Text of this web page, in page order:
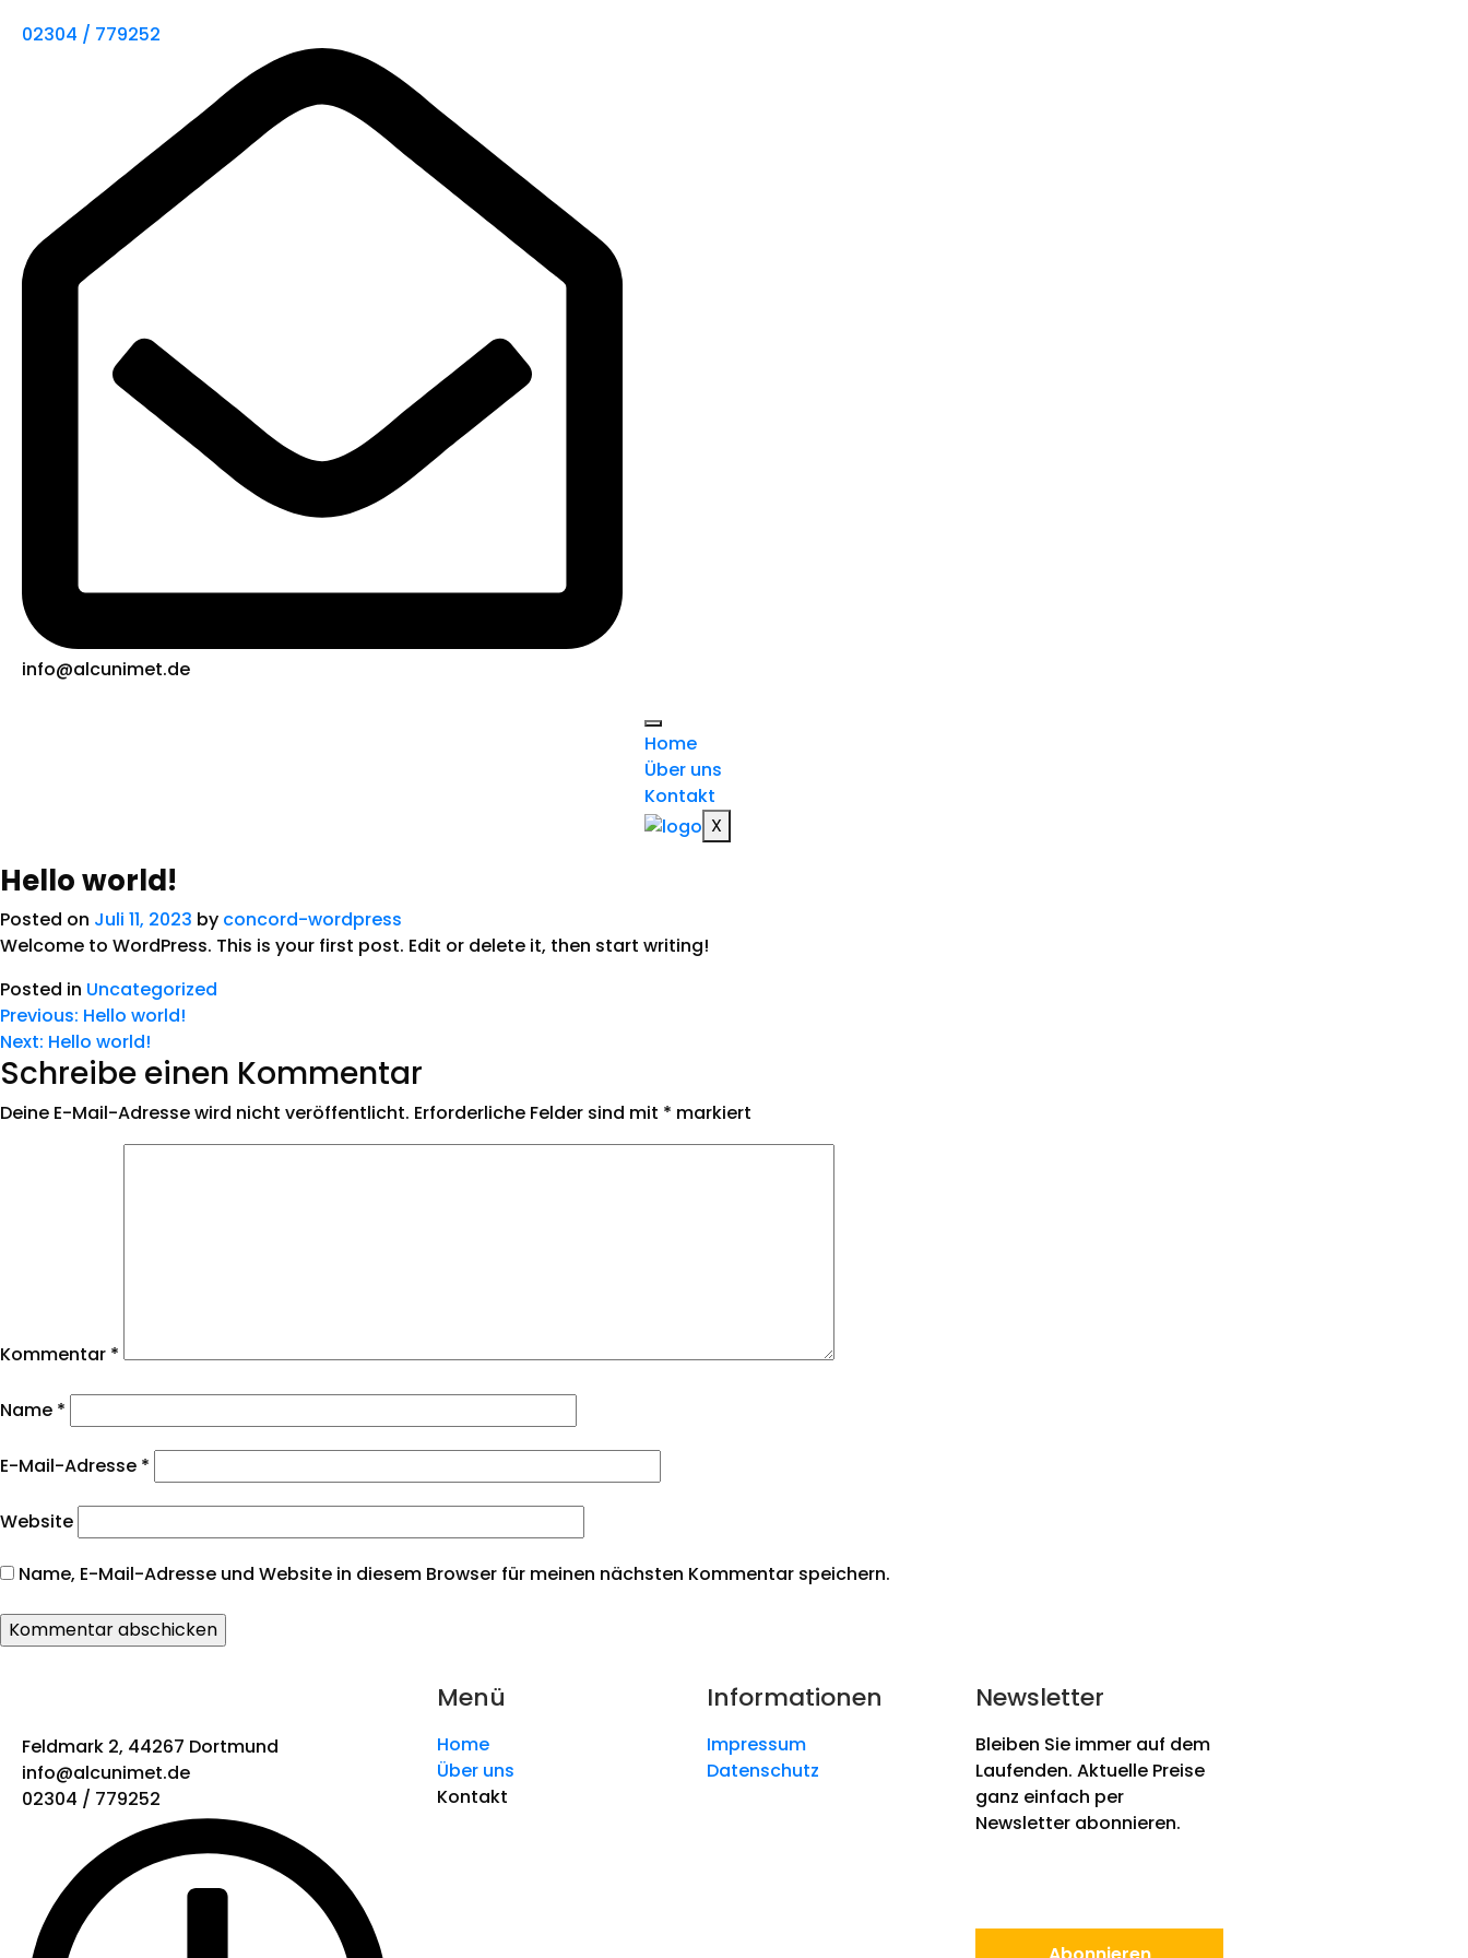
02304 / 779252
info@alcunimet.de
Home
Über uns
Kontakt
X
Hello world!
Posted on Juli 11, 2023 by concord-wordpress
Welcome to WordPress. This is your first post. Edit or delete it, then start writing!
Posted in Uncategorized
Previous: Hello world!
Next: Hello world!
Schreibe einen Kommentar
Deine E-Mail-Adresse wird nicht veröffentlicht. Erforderliche Felder sind mit * markiert
Kommentar *
Name *
E-Mail-Adresse *
Website
Name, E-Mail-Adresse und Website in diesem Browser für meinen nächsten Kommentar speichern.
Feldmark 2, 44267 Dortmund
info@alcunimet.de
02304 / 779252
Menü
Home
Über uns
Kontakt
Informationen
Impressum
Datenschutz
Newsletter
Bleiben Sie immer auf dem
Laufenden. Aktuelle Preise
ganz einfach per
Newsletter abonnieren.